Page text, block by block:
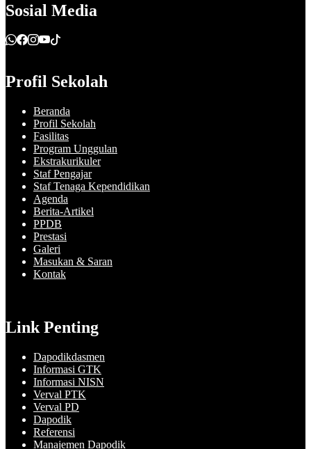
Sosial Media
Profil Sekolah
Beranda
Profil Sekolah
Fasilitas
Program Unggulan
Ekstrakurikuler
Staf Pengajar
Staf Tenaga Kependidikan
Agenda
Berita-Artikel
PPDB
Prestasi
Galeri
Masukan & Saran
Kontak
Link Penting
Dapodikdasmen
Informasi GTK
Informasi NISN
Verval PTK
Verval PD
Dapodik
Referensi
Manajemen Dapodik